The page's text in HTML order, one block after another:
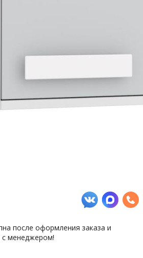
после оформления заказа и
с менеджером!